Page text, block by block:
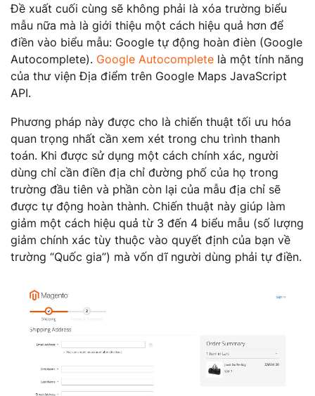
Đề xuất cuối cùng sẽ không phải là xóa trường biểu
mẫu nữa mà là giới thiệu một cách hiệu quả hơn để
điền vào biểu mẫu: Google tự động hoàn đièn (Google
Autocomplete). Google Autocomplete là một tính năng
của thư viện Địa điểm trên Google Maps JavaScript
API.
Phương pháp này được cho là chiến thuật tối ưu hóa
quan trọng nhất cần xem xét trong chu trình thanh
toán. Khi được sử dụng một cách chính xác, người
dùng chỉ cần điền địa chỉ đường phố của họ trong
trường đầu tiên và phần còn lại của mẫu địa chỉ sẽ
được tự động hoàn thành. Chiến thuật này giúp làm
giảm một cách hiệu quả từ 3 đến 4 biểu mẫu (số lượng
giảm chính xác tùy thuộc vào quyết định của bạn về
trường “Quốc gia”) mà vốn dĩ người dùng phải tự điền.